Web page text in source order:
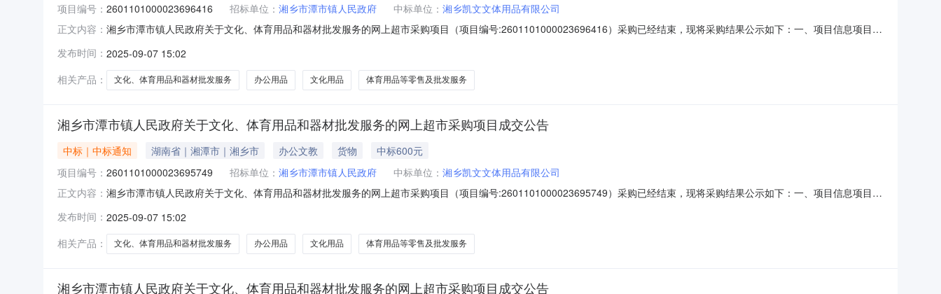
项目编号： 2601101000023696416 招标单位： 湘乡市潭市镇人民政府 中标单位： 湘乡凯文文体用品有限公司
正文内容： 湘乡市潭市镇人民政府关于文化、体育用品和器材批发服务的网上超市采购项目（项目编号:2601101000023696416）采购已经结束，现将采购结果公示如下：一、项目信息项目名
息：项目所在行政区划编码:430381项目所在行政区划名称:湖南省湘潭市湘乡市报价起止时间:-二、采购单位信息采购单位名称:湘乡市潭市镇人民政府采购单位地
发布时间： 2025-09-07 15:02
相关产品：
文化、体育用品和器材批发服务 办公用品 文化用品 体育用品等零售及批发服务
湘乡市潭市镇人民政府关于文化、体育用品和器材批发服务的网上超市采购项目成交公告
中标｜中标通知 湖南省｜湘潭市｜湘乡市 办公文教 货物
中标600元
项目编号： 2601101000023695749 招标单位： 湘乡市潭市镇人民政府 中标单位： 湘乡凯文文体用品有限公司
正文内容： 湘乡市潭市镇人民政府关于文化、体育用品和器材批发服务的网上超市采购项目（项目编号:2601101000023695749）采购已经结束，现将采购结果公示如下：一、项目信息项目名
息：项目所在行政区划编码:430381项目所在行政区划名称:湖南省湘潭市湘乡市报价起止时间:-二、采购单位信息采购单位名称:湘乡市潭市镇人民政府采购单位地
发布时间： 2025-09-07 15:02
相关产品：
文化、体育用品和器材批发服务 办公用品 文化用品 体育用品等零售及批发服务
湘乡市潭市镇人民政府关于文化、体育用品和器材批发服务的网上超市采购项目成交公告